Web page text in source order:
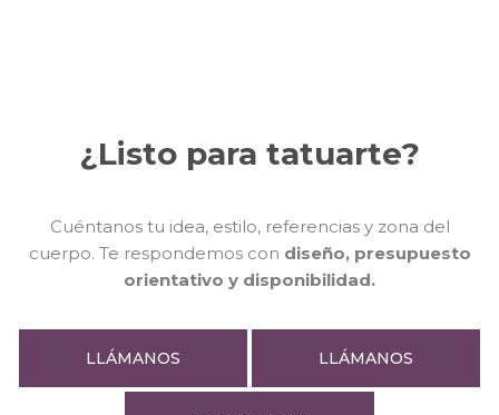
¿Listo para tatuarte?
Cuéntanos tu idea, estilo, referencias y zona del
cuerpo. Te respondemos con diseño, presupuesto
orientativo y disponibilidad.
LLÁMANOS LLÁMANOS